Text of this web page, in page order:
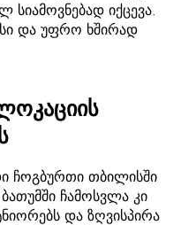
სიამოვნებად იქცევა.
და უფრო ხშირად
ჩოგბურთი თბილისში
ჩამოსვლა კი
და ზღვისპირა